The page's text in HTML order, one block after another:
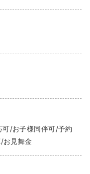
/お子様同伴可/予約
お見舞金